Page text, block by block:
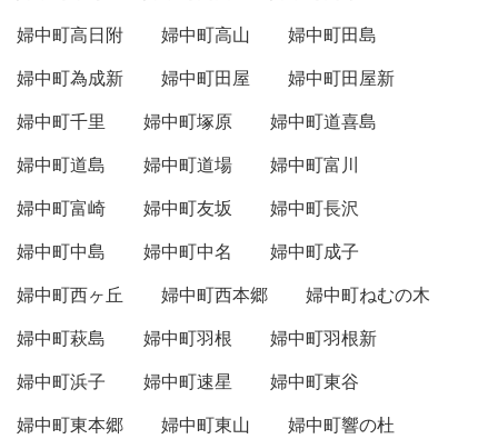
婦中町高日附
婦中町高山
婦中町田島
婦中町為成新
婦中町田屋
婦中町田屋新
婦中町千里
婦中町塚原
婦中町道喜島
婦中町道島
婦中町道場
婦中町富川
婦中町富崎
婦中町友坂
婦中町長沢
婦中町中島
婦中町中名
婦中町成子
婦中町西ヶ丘
婦中町西本郷
婦中町ねむの木
婦中町萩島
婦中町羽根
婦中町羽根新
婦中町浜子
婦中町速星
婦中町東谷
婦中町東本郷
婦中町東山
婦中町響の杜